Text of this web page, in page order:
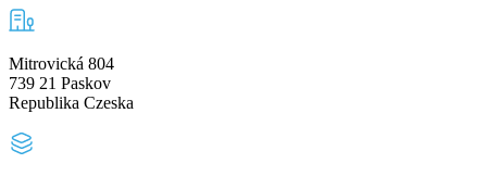
Mitrovická 804
739 21 Paskov
Republika Czeska